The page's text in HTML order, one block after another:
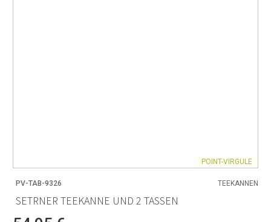
POINT-VIRGULE
PV-TAB-9326 TEEKANNEN
SETRNER TEEKANNE UND 2 TASSEN